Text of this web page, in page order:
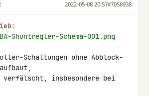
2022-05-08 20:57#7058938
Shuntregler-Schema-001.png
Schaltungen ohne Abblock-
verfälscht, insbesondere bei